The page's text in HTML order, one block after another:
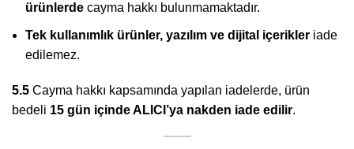
ürünlerde cayma hakkı bulunmamaktadır.
Tek kullanımlık ürünler, yazılım ve dijital içerikler iade
edilemez.
5.5 Cayma hakkı kapsamında yapılan iadelerde, ürün
bedeli 15 gün içinde ALICI’ya nakden iade edilir.